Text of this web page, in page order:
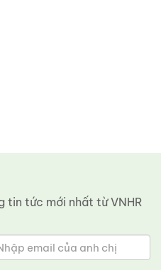
tin tức mới nhất từ ​​VNHR